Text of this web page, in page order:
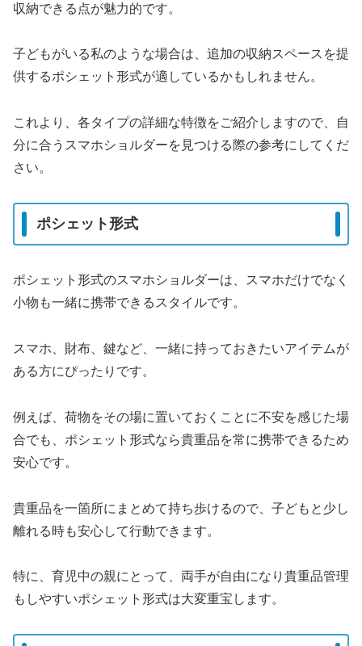
収納できる点が魅力的です。
子どもがいる私のような場合は、追加の収納スペースを提
供するポシェット形式が適しているかもしれません。
これより、各タイプの詳細な特徴をご紹介しますので、自
分に合うスマホショルダーを見つける際の参考にしてくだ
さい。
ポシェット形式
ポシェット形式のスマホショルダーは、スマホだけでなく
小物も一緒に携帯できるスタイルです。
スマホ、財布、鍵など、一緒に持っておきたいアイテムが
ある方にぴったりです。
例えば、荷物をその場に置いておくことに不安を感じた場
合でも、ポシェット形式なら貴重品を常に携帯できるため
安心です。
貴重品を一箇所にまとめて持ち歩けるので、子どもと少し
離れる時も安心して行動できます。
特に、育児中の親にとって、両手が自由になり貴重品管理
もしやすいポシェット形式は大変重宝します。